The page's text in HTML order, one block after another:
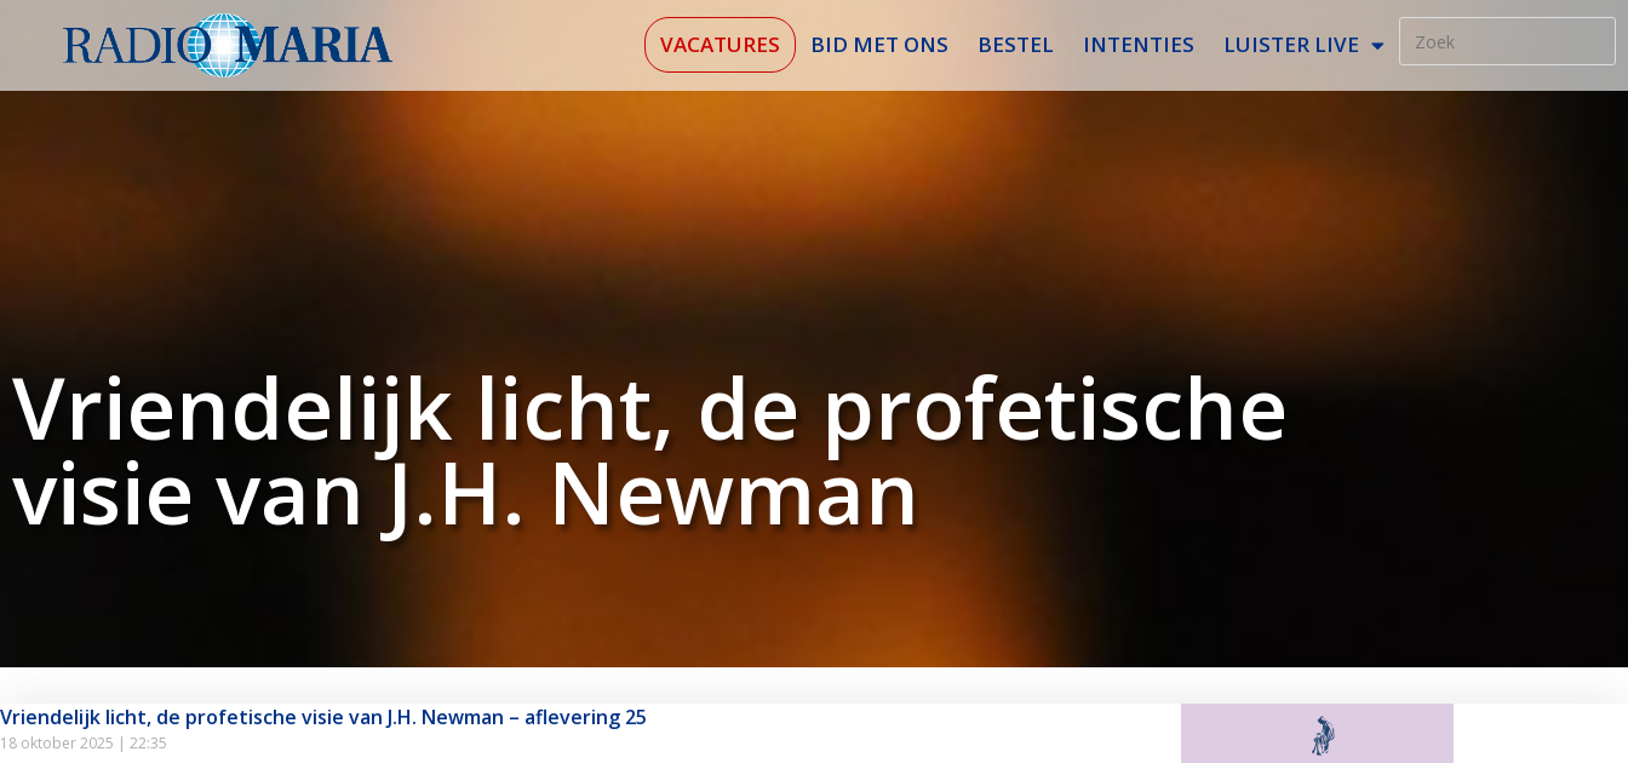
VACATURES BID MET ONS BESTEL INTENTIES LUISTER LIVE
Vriendelijk licht, de profetische
visie van J.H. Newman
Vriendelijk licht, de profetische visie van J.H. Newman – aflevering 25
18 oktober 2025
22:35